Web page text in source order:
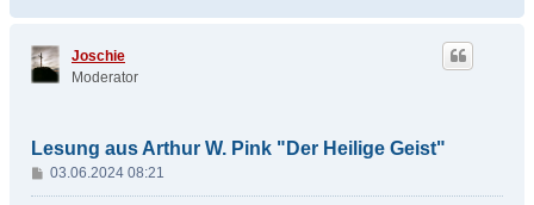
Joschie
Moderator
Lesung aus Arthur W. Pink "Der Heilige Geist"
B
e
03.06.2024 08:21